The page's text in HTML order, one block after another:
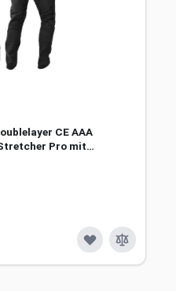
CE AAA
Pro mit